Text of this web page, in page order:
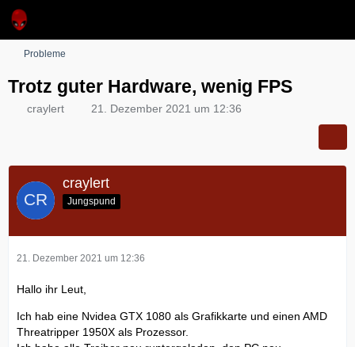
Probleme
Trotz guter Hardware, wenig FPS
craylert 21. Dezember 2021 um 12:36
craylert
Jungspund
21. Dezember 2021 um 12:36
Hallo ihr Leut,
Ich hab eine Nvidea GTX 1080 als Grafikkarte und einen AMD
Threatripper 1950X als Prozessor.